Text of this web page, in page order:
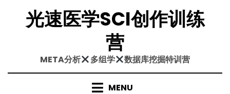
content光速医学SCI创作训练
营
META分析 多组学 数据库挖掘特训营
MENU